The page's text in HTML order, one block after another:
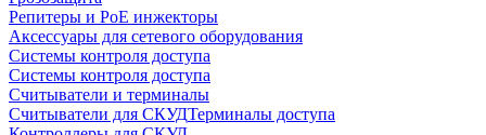
Репитеры и PoE инжекторы
Аксессуары для сетевого оборудования
Системы контроля доступа
Системы контроля доступа
Считыватели и терминалы
Считыватели для СКУДТерминалы доступа